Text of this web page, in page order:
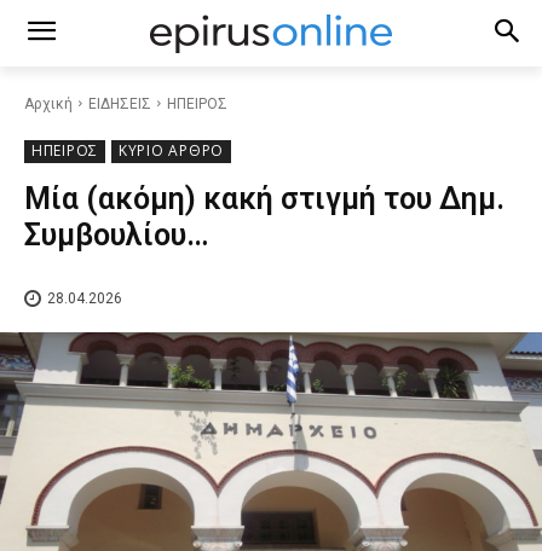
Αρχική ΕΙΔΗΣΕΙΣ ΗΠΕΙΡΟΣ
ΗΠΕΙΡΟΣ ΚΥΡΙΟ ΑΡΘΡΟ
Μία (ακόμη) κακή στιγμή του Δημ.
Συμβουλίου…
28.04.2026